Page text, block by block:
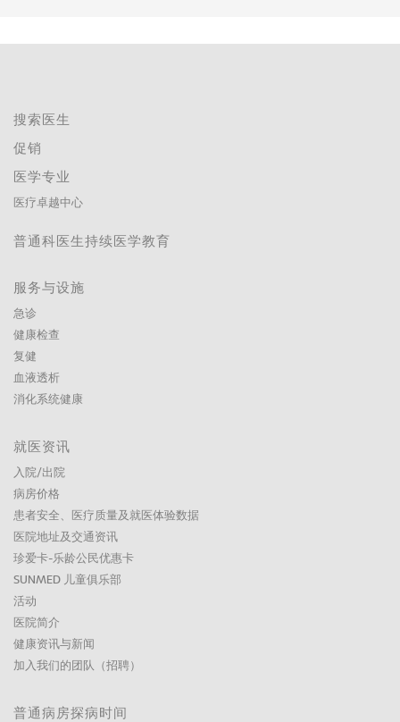
搜索医生
促销
医学专业
医疗卓越中心
普通科医生持续医学教育
服务与设施
急诊
健康检查
复健
血液透析
消化系统健康
就医资讯
入院/出院
病房价格
患者安全、医疗质量及就医体验数据
医院地址及交通资讯
珍爱卡-乐龄公民优惠卡
SUNMED 儿童俱乐部
活动
医院简介
健康资讯与新闻
加入我们的团队（招聘）
普通病房探病时间